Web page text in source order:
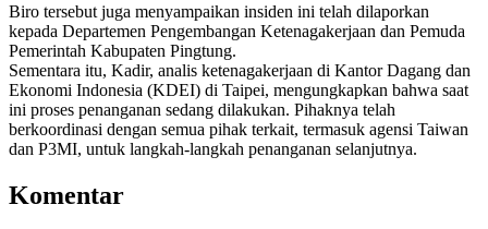
Biro tersebut juga menyampaikan insiden ini telah dilaporkan
kepada Departemen Pengembangan Ketenagakerjaan dan Pemuda
Pemerintah Kabupaten Pingtung.
Sementara itu, Kadir, analis ketenagakerjaan di Kantor Dagang dan
Ekonomi Indonesia (KDEI) di Taipei, mengungkapkan bahwa saat
ini proses penanganan sedang dilakukan. Pihaknya telah
berkoordinasi dengan semua pihak terkait, termasuk agensi Taiwan
dan P3MI, untuk langkah-langkah penanganan selanjutnya.
Komentar